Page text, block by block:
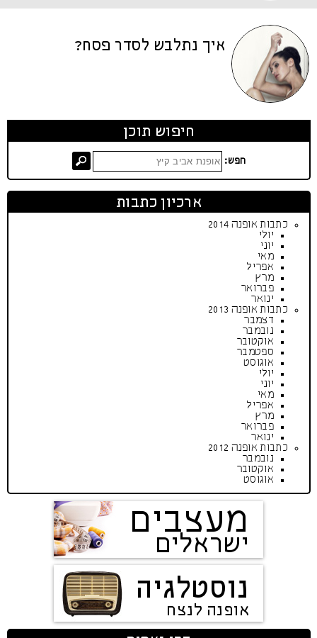
איך נתלבש לסדר פסח?
חיפוש תוכן
חפש:
ארכיון כתבות
כתבות אופנה 2014
יולי
יוני
מאי
אפריל
מרץ
פברואר
ינואר
כתבות אופנה 2013
דצמבר
נובמבר
אוקטובר
ספטמבר
אוגוסט
יולי
יוני
מאי
אפריל
מרץ
פברואר
ינואר
כתבות אופנה 2012
נובמבר
אוקטובר
אוגוסט
מעצבים
ישראלים
נוסטלגיה
אופנה לנצח